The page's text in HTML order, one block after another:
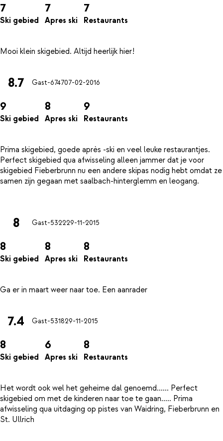
7
Ski gebied
7
Apres ski
7
Restaurants
8.7 Gast-674707-02-2016
9
Ski gebied
8
Apres ski
9
Restaurants
Prima skigebied, goede après -ski en veel leuke restaurantjes.
Perfect skigebied qua afwisseling alleen jammer dat je voor
skigebied Fieberbrunn nu een andere skipas nodig hebt omdat ze
samen zijn gegaan met saalbach-hinterglemm en leogang.
8 Gast-532229-11-2015
8
Ski gebied
8
Apres ski
8
Restaurants
7.4 Gast-531829-11-2015
8
Ski gebied
6
Apres ski
8
Restaurants
Het wordt ook wel het geheime dal genoemd...... Perfect
skigebied om met de kinderen naar toe te gaan..... Prima
afwisseling qua uitdaging op pistes van Waidring, Fieberbrunn en